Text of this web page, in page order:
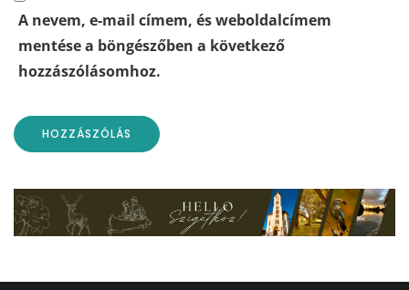
A nevem, e-mail címem, és weboldalcímem
mentése a böngészőben a következő
hozzászólásomhoz.